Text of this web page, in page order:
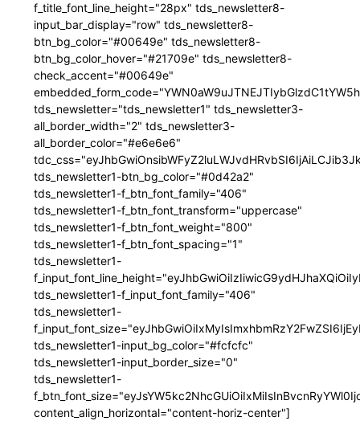
f_title_font_line_height="28px" tds_newsletter8-
input_bar_display="row" tds_newsletter8-
btn_bg_color="#00649e" tds_newsletter8-
btn_bg_color_hover="#21709e" tds_newsletter8-
check_accent="#00649e"
tds_newsletter="tds_newsletter1" tds_newsletter3-
all_border_width="2" tds_newsletter3-
all_border_color="#e6e6e6"
tds_newsletter1-btn_bg_color="#0d42a2"
tds_newsletter1-f_btn_font_family="406"
tds_newsletter1-f_btn_font_transform="uppercase"
tds_newsletter1-f_btn_font_weight="800"
tds_newsletter1-f_btn_font_spacing="1"
tds_newsletter1-
tds_newsletter1-f_input_font_family="406"
tds_newsletter1-
tds_newsletter1-input_bg_color="#fcfcfc"
tds_newsletter1-input_border_size="0"
tds_newsletter1-
content_align_horizontal="content-horiz-center"]